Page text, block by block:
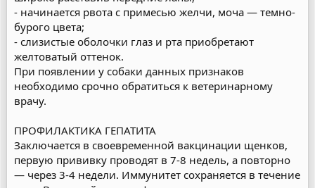
- начинается рвота с примесью желчи, моча — темно-
бурого цвета;
- слизистые оболочки глаз и рта приобретают
желтоватый оттенок.
При появлении у собаки данных признаков
необходимо срочно обратиться к ветеринарному
врачу.
ПРОФИЛАКТИКА ГЕПАТИТА
Заключается в своевременной вакцинации щенков,
первую прививку проводят в 7-8 недель, а повторно
— через 3-4 недели. Иммунитет сохраняется в течение